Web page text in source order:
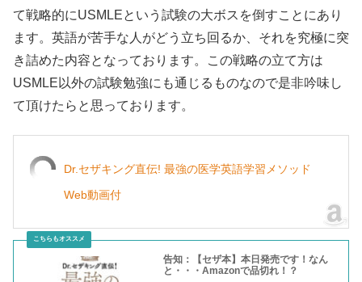
て戦略的にUSMLEという試験の大ボスを倒すことにあり
ます。英語が苦手な人がどう立ち回るか、それを究極に突
き詰めた内容となっております。この戦略の立て方は
USMLE以外の試験勉強にも通じるものなので是非吟味し
て頂けたらと思っております。
Dr.セザキング直伝! 最強の医学英語学習メソッド
Web動画付
告知：【セザ本】本日発売です！なん
と・・・Amazonで品切れ！？